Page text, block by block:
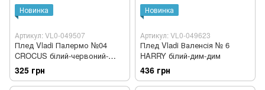
Новинка
Артикул: VL0-049507
Плед Vladi Палермо №04
CROCUS білий-червоний-
чорний
325 грн
Новинка
Артикул: VL0-049623
Плед Vladi Валенсія № 6
HARRY білий-дим-дим
436 грн